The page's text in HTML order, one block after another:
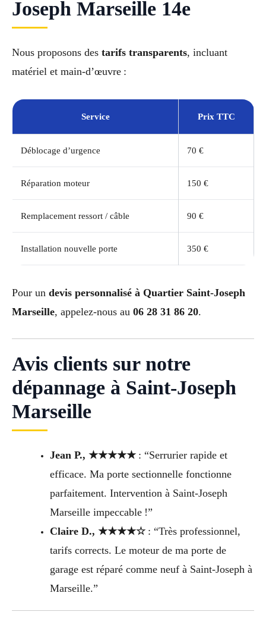
Joseph Marseille 14e
Nous proposons des tarifs transparents, incluant
matériel et main-d’œuvre :
Service Prix TTC
Déblocage d’urgence 70 €
Réparation moteur 150 €
Remplacement ressort / câble 90 €
Installation nouvelle porte 350 €
Pour un devis personnalisé à Quartier Saint-Joseph
Marseille, appelez-nous au 06 28 31 86 20.
Avis clients sur notre
dépannage à Saint-Joseph
Marseille
Jean P., ★★★★★: “Serrurier rapide et
efficace. Ma porte sectionnelle fonctionne
parfaitement. Intervention à Saint-Joseph
Marseille impeccable !”
Claire D., ★★★★☆: “Très professionnel,
tarifs corrects. Le moteur de ma porte de
garage est réparé comme neuf à Saint-Joseph à
Marseille.”